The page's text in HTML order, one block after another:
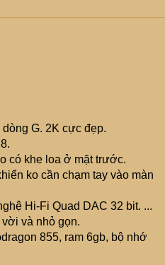
G. 2K cực đẹp.
có khe loa ở mặt trước.
ko cần chạm tay vào màn
Hi-Fi Quad DAC 32 bit. ...
và nhỏ gọn.
855, ram 6gb, bộ nhớ